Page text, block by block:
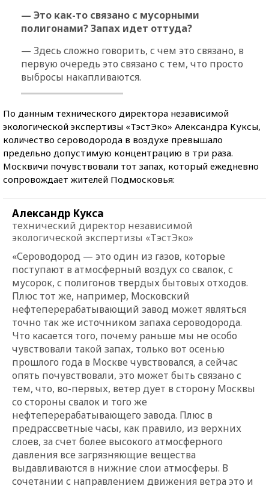
— Это как-то связано с мусорными
полигонами? Запах идет оттуда?
— Здесь сложно говорить, с чем это связано, в
первую очередь это связано с тем, что просто
выбросы накапливаются.
По данным технического директора независимой
экологической экспертизы «ТэстЭко» Александра Куксы,
количество сероводорода в воздухе превышало
предельно допустимую концентрацию в три раза.
Москвичи почувствовали тот запах, который ежедневно
сопровождает жителей Подмосковья:
Александр Кукса
технический директор независимой
экологической экспертизы «ТэстЭко»
«Сероводород — это один из газов, которые
поступают в атмосферный воздух со свалок, с
мусорок, с полигонов твердых бытовых отходов.
Плюс тот же, например, Московский
нефтеперерабатывающий завод может являться
точно так же источником запаха сероводорода.
Что касается того, почему раньше мы не особо
чувствовали такой запах, только вот осенью
прошлого года в Москве чувствовался, а сейчас
опять почувствовали, это может быть связано с
тем, что, во-первых, ветер дует в сторону Москвы
со стороны свалок и того же
нефтеперерабатывающего завода. Плюс в
предрассветные часы, как правило, из верхних
слоев, за счет более высокого атмосферного
давления все загрязняющие вещества
выдавливаются в нижние слои атмосферы. В
сочетании с направлением движения ветра это и